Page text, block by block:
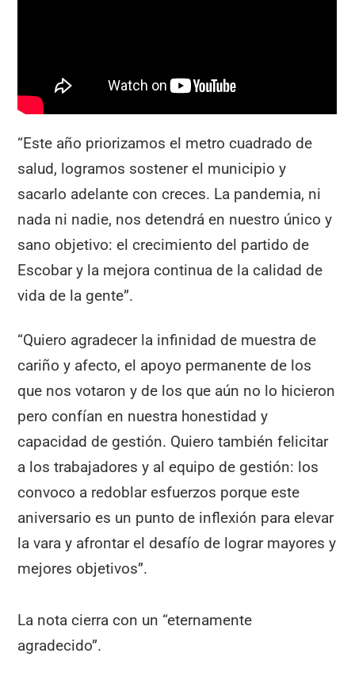
“Este año priorizamos el metro cuadrado de
salud, logramos sostener el municipio y
sacarlo adelante con creces. La pandemia, ni
nada ni nadie, nos detendrá en nuestro único y
sano objetivo: el crecimiento del partido de
Escobar y la mejora continua de la calidad de
vida de la gente”.
“Quiero agradecer la infinidad de muestra de
cariño y afecto, el apoyo permanente de los
que nos votaron y de los que aún no lo hicieron
pero confían en nuestra honestidad y
capacidad de gestión. Quiero también felicitar
a los trabajadores y al equipo de gestión: los
convoco a redoblar esfuerzos porque este
aniversario es un punto de inflexión para elevar
la vara y afrontar el desafío de lograr mayores y
mejores objetivos”.
La nota cierra con un “eternamente
agradecido”.